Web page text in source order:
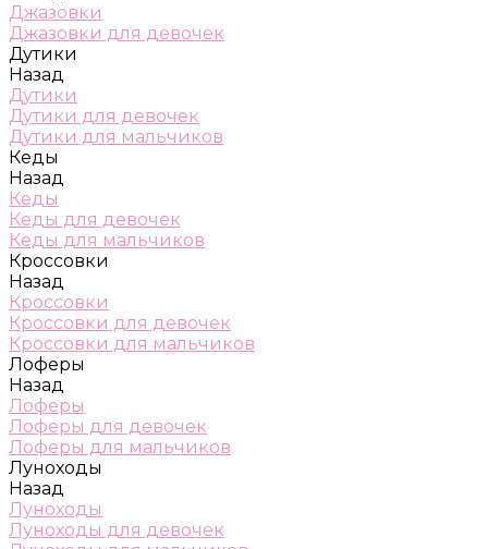
Джазовки
Джазовки для девочек
Дутики
Назад
Дутики
Дутики для девочек
Дутики для мальчиков
Кеды
Назад
Кеды
Кеды для девочек
Кеды для мальчиков
Кроссовки
Назад
Кроссовки
Кроссовки для девочек
Кроссовки для мальчиков
Лоферы
Назад
Лоферы
Лоферы для девочек
Лоферы для мальчиков
Луноходы
Назад
Луноходы
Луноходы для девочек